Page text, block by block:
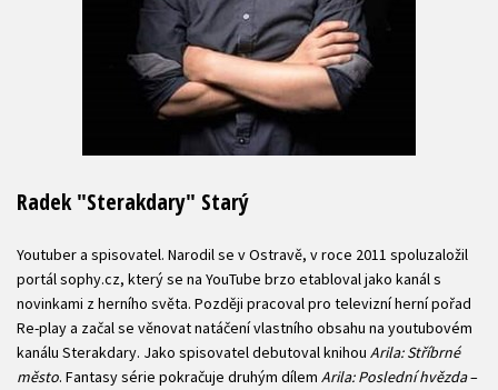
Radek "Sterakdary" Starý
Youtuber a spisovatel. Narodil se v Ostravě, v roce 2011 spoluzaložil
portál sophy.cz, který se na YouTube brzo etabloval jako kanál s
novinkami z herního světa. Později pracoval pro televizní herní pořad
Re-play a začal se věnovat natáčení vlastního obsahu na youtubovém
kanálu Sterakdary. Jako spisovatel debutoval knihou Arila: Stříbrné
město. Fantasy série pokračuje druhým dílem Arila: Poslední hvězda–